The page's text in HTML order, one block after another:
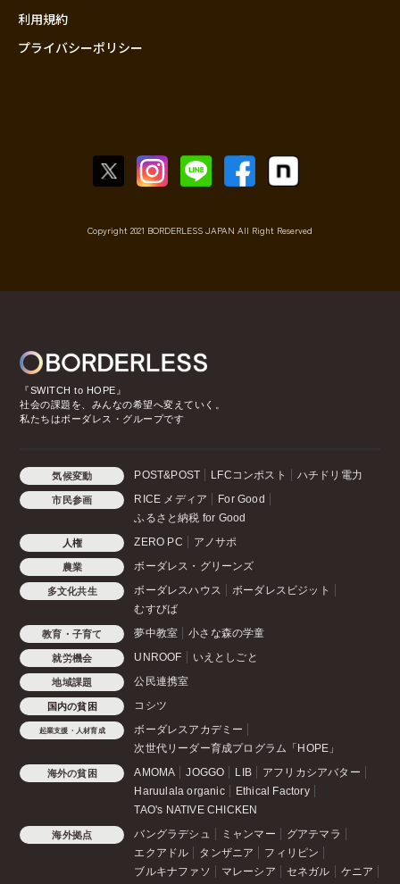
利用規約
プライバシーポリシー
Copyright 2021 BORDERLESS JAPAN All Right Reserved
『SWITCH to HOPE』
社会の課題を、みんなの希望へ変えていく。
私たちはボーダレス・グループです
気候変動 POST&POST LFCコンポスト ハチドリ電力
市民参画 RICE メディア
For Good
ふるさと納税 for Good
人権 ZERO PC アノサポ
農業 ボーダレス・グリーンズ
多文化共生 ボーダレスハウス
ボーダレスビジット
むすびば
教育・子育て 夢中教室 小さな森の学童
就労機会 UNROOF いえとしごと
地域課題 公民連携室
国内の貧困 コシツ
起業支援・人材育成
ボーダレスアカデミー
次世代リーダー育成プログラム「HOPE」
海外の貧困 AMOMA JOGGO LIB
アフリカシアバター
Haruulala organic
Ethical Factory
TAO's NATIVE CHICKEN
海外拠点 バングラデシュ ミャンマー
グアテマラ
エクアドル
タンザニア
フィリピン
ブルキナファソ
マレーシア セネガル ケニア